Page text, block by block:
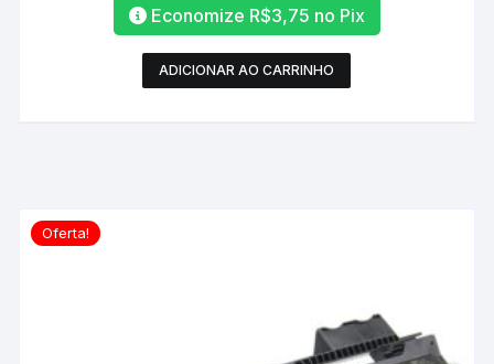
Economize R$3,75 no Pix
ADICIONAR AO CARRINHO
Oferta!